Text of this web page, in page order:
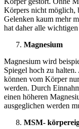
Körpers nicht möglich,
Gelenken kaum mehr
hat daher alle
Magnesium
Magnesium wird
Spiegel hoch zu
können vom Körper
werden. Durch
einen höheren
ausgeglichen werden
MSM-